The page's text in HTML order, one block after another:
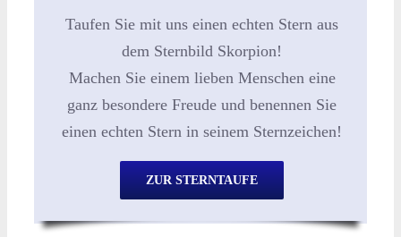
Taufen Sie mit uns einen echten Stern aus
dem Sternbild Skorpion!
Machen Sie einem lieben Menschen eine
ganz besondere Freude und benennen Sie
einen echten Stern in seinem Sternzeichen!
ZUR STERNTAUFE